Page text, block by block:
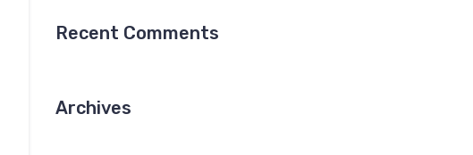
Recent Comments
Archives